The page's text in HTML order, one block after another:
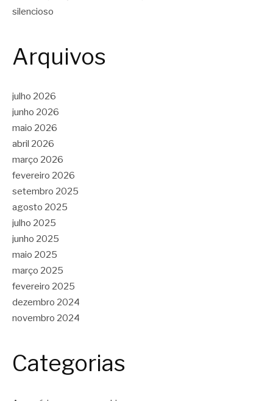
silencioso
Arquivos
julho 2026
junho 2026
maio 2026
abril 2026
março 2026
fevereiro 2026
setembro 2025
agosto 2025
julho 2025
junho 2025
maio 2025
março 2025
fevereiro 2025
dezembro 2024
novembro 2024
Categorias